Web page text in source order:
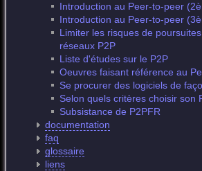
Introduction au Peer-to-peer
Introduction au Peer-to-peer
Limiter les risques de
réseaux P2P
Liste d'études sur le P2P
Oeuvres faisant référence au
Se procurer des logiciels de
Selon quels critères choisir son
Subsistance de P2PFR
documentation
faq
glossaire
liens